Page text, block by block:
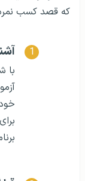
که قصد کسب نمره
با